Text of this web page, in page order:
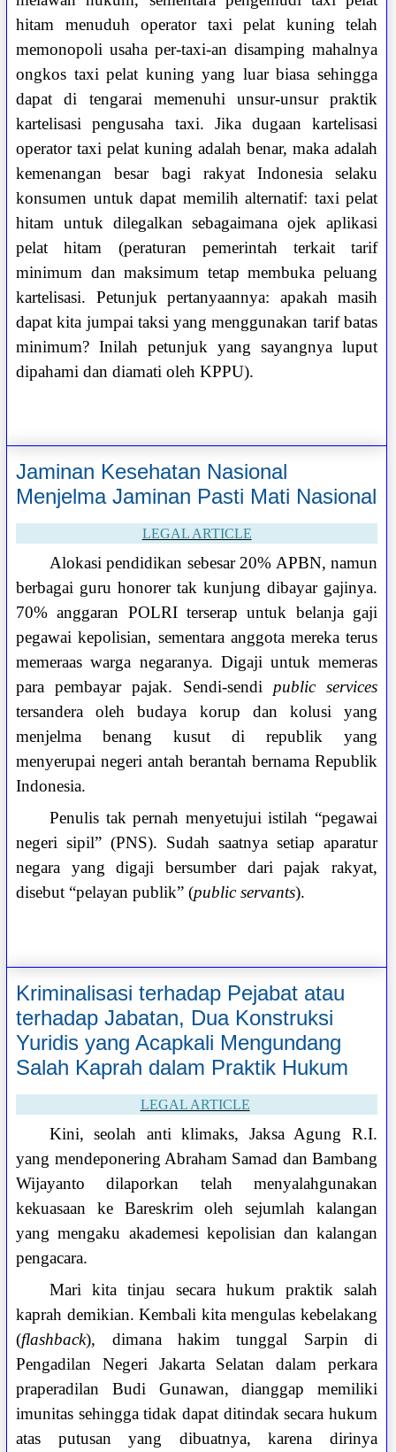
hitam menuduh operator taxi pelat kuning telah
memonopoli usaha per-taxi-an disamping mahalnya
ongkos taxi pelat kuning yang luar biasa sehingga
dapat di tengarai memenuhi unsur-unsur praktik
kartelisasi pengusaha taxi. Jika dugaan kartelisasi
operator taxi pelat kuning adalah benar, maka adalah
kemenangan besar bagi rakyat Indonesia selaku
konsumen untuk dapat memilih alternatif: taxi pelat
hitam untuk dilegalkan sebagaimana ojek aplikasi
pelat hitam (peraturan pemerintah terkait tarif
minimum dan maksimum tetap membuka peluang
kartelisasi. Petunjuk pertanyaannya: apakah masih
dapat kita jumpai taksi yang menggunakan tarif batas
minimum? Inilah petunjuk yang sayangnya luput
dipahami dan diamati oleh KPPU).
Jaminan Kesehatan Nasional
Menjelma Jaminan Pasti Mati Nasional
LEGAL ARTICLE
Alokasi pendidikan sebesar 20% APBN, namun
berbagai guru honorer tak kunjung dibayar gajinya.
70% anggaran POLRI terserap untuk belanja gaji
pegawai kepolisian, sementara anggota mereka terus
memeraas warga negaranya. Digaji untuk memeras
para pembayar pajak. Sendi-sendipublic services
tersandera oleh budaya korup dan kolusi yang
menjelma benang kusut di republik yang
menyerupai negeri antah berantah bernama Republik
Indonesia.
Penulis tak pernah menyetujui istilah “pegawai
negeri sipil” (PNS). Sudah saatnya setiap aparatur
negara yang digaji bersumber dari pajak rakyat,
disebut “pelayan publik” (public servants).
Kriminalisasi terhadap Pejabat atau
terhadap Jabatan, Dua Konstruksi
Yuridis yang Acapkali Mengundang
Salah Kaprah dalam Praktik Hukum
LEGAL ARTICLE
Kini, seolah anti klimaks, Jaksa Agung R.I.
yang mendeponering Abraham Samad dan Bambang
Wijayanto dilaporkan telah menyalahgunakan
kekuasaan ke Bareskrim oleh sejumlah kalangan
yang mengaku akademesi kepolisian dan kalangan
pengacara.
Mari kita tinjau secara hukum praktik salah
kaprah demikian. Kembali kita mengulas kebelakang
(flashback), dimana hakim tunggal Sarpin di
Pengadilan Negeri Jakarta Selatan dalam perkara
praperadilan Budi Gunawan, dianggap memiliki
imunitas sehingga tidak dapat ditindak secara hukum
atas putusan yang dibuatnya, karena dirinya